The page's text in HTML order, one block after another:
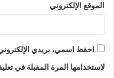
الموقع الإلكتروني
احفظ اسمي، بريدي
لاستخدامها المرة المقبلة في